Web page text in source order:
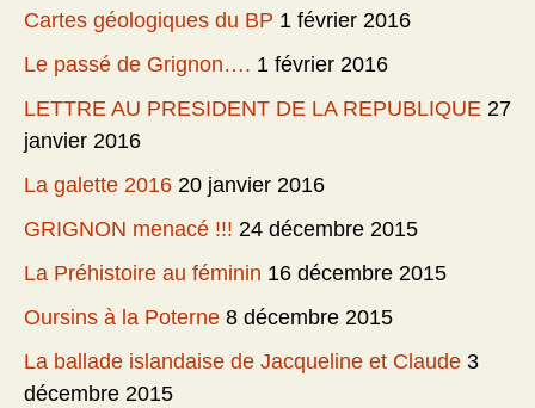
Cartes géologiques du BP 1 février 2016
Le passé de Grignon…. 1 février 2016
LETTRE AU PRESIDENT DE LA REPUBLIQUE 27
janvier 2016
La galette 2016 20 janvier 2016
GRIGNON menacé !!! 24 décembre 2015
La Préhistoire au féminin 16 décembre 2015
Oursins à la Poterne 8 décembre 2015
La ballade islandaise de Jacqueline et Claude 3
décembre 2015